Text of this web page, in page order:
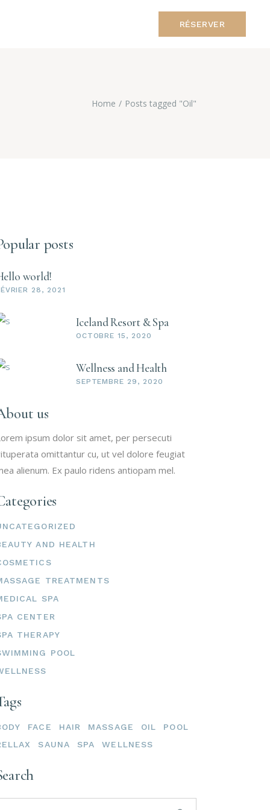
RÉSERVER
Home Posts tagged "Oil"
posts
world!
28, 2021
Iceland Resort & Spa
OCTOBRE 15, 2020
Wellness and Health
SEPTEMBRE 29, 2020
us
ipsum dolor sit amet, per persecuti
omittantur cu, ut vel dolore feugiat
alienum. Ex paulo ridens antiopam mel.
AND HEALTH
TREATMENTS
SPA
CENTER
THERAPY
POOL
FACE HAIR MASSAGE OIL
POOL
SAUNA SPA WELLNESS